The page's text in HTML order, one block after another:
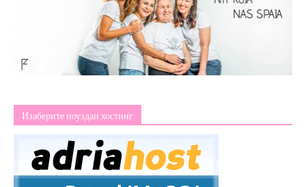
Изаберите поуздан хостинг